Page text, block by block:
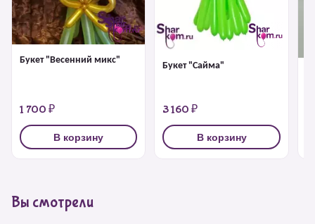
Букет "Весенний микс"
1 700 ₽
В корзину
Букет "Сайма"
3 160 ₽
В корзину
Вы смотрели